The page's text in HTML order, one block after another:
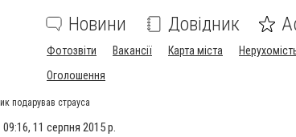
Новини Довідник
Фотозвіти Вакансії Карта міста
Оголошення
подарував страуса
09:16, 11 серпня 2015 р.